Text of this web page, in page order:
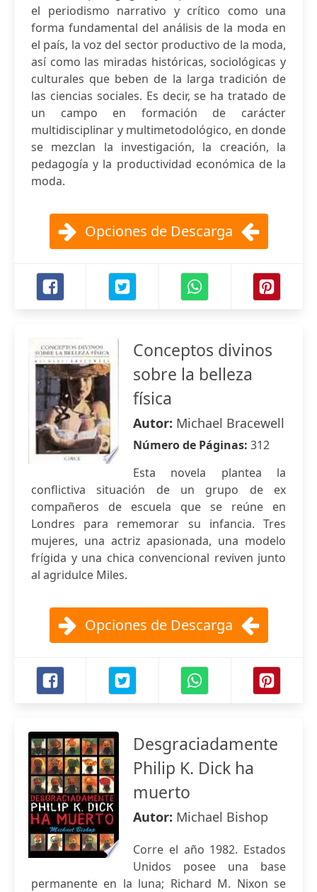
el periodismo narrativo y crítico como una
forma fundamental del análisis de la moda en
el país, la voz del sector productivo de la moda,
así como las miradas históricas, sociológicas y
culturales que beben de la larga tradición de
las ciencias sociales. Es decir, se ha tratado de
un campo en formación de carácter
multidisciplinar y multimetodológico, en donde
se mezclan la investigación, la creación, la
pedagogía y la productividad económica de la
moda.
Opciones de Descarga
Conceptos divinos
sobre la belleza
física
Autor: Michael Bracewell
Número de Páginas: 312
Esta novela plantea la
conflictiva situación de un grupo de ex
compañeros de escuela que se reúne en
Londres para rememorar su infancia. Tres
mujeres, una actriz apasionada, una modelo
frígida y una chica convencional reviven junto
al agridulce Miles.
Opciones de Descarga
Desgraciadamente
Philip K. Dick ha
muerto
Autor: Michael Bishop
Corre el año 1982. Estados
Unidos posee una base
permanente en la luna; Richard M. Nixon se